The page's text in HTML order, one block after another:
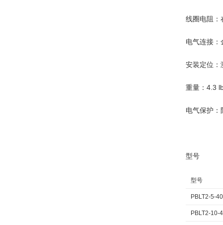
线圈电阻：
电气连接：
安装定位：
重量：4.3
电气保护：
型号
型号
PBLT2-5-40
PBLT2-10-